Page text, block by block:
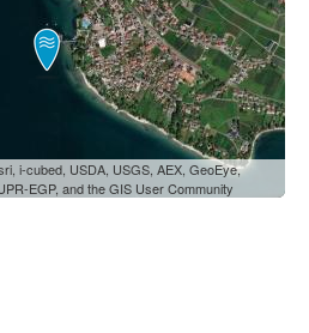
i-cubed, USDA, USGS, AEX, GeoEye,
EGP, and the GIS User Community